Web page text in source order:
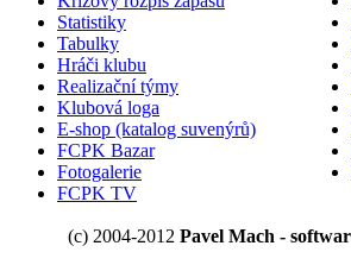
Statistiky
Tabulky
Hráči klubu
Realizační týmy
Klubová loga
E-shop (katalog suvenýrů)
FCPK Bazar
Fotogalerie
FCPK TV
(c) 2004-2012 Pavel Mach -